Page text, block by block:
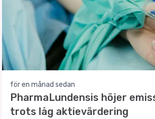
för en månad sedan
PharmaLundensis höjer
trots låg aktievärdering